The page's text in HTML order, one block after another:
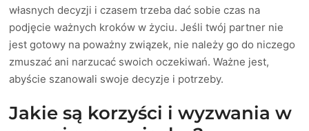
własnych decyzji i czasem trzeba dać sobie czas na
podjęcie ważnych kroków w życiu. Jeśli twój partner nie
jest gotowy na poważny związek, nie należy go do niczego
zmuszać ani narzucać swoich oczekiwań. Ważne jest,
abyście szanowali swoje decyzje i potrzeby.
Jakie są korzyści i wyzwania w